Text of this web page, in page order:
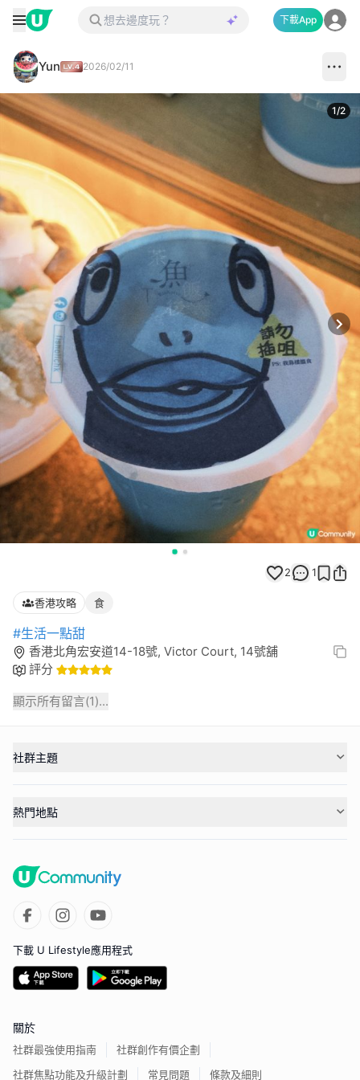
下載App
Yun 2026/02/11
1/2
2 1
香港攻略 食
#生活一點甜
香港北角宏安道14-18號, Victor Court, 14號舖
評分
顯示所有留言(1)...
社群主題
熱門地點
下載 U Lifestyle應用程式
關於
社群最強使用指南
社群創作有價企劃
社群焦點功能及升級計劃
常見問題 條款及細則